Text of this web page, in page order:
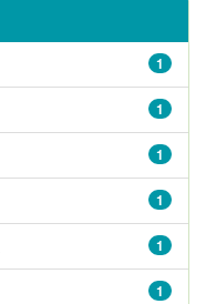
1
1
1
1
1
1